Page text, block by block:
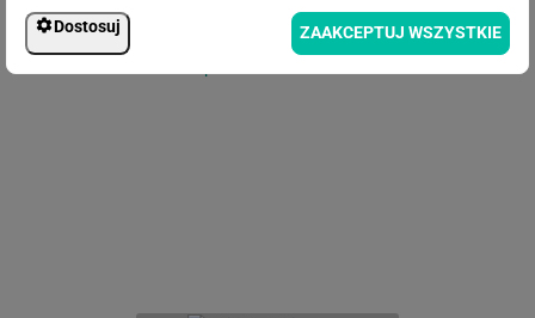
Dostosuj ZAAKCEPTUJ WSZYSTKIE